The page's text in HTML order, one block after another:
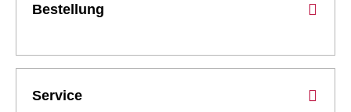
Bestellung
Service